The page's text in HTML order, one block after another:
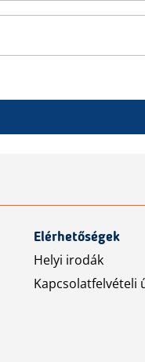
Elérhetőségek
Helyi irodák
Kapcsolatfelvételi